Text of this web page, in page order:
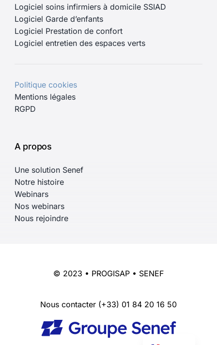
Logiciel soins infirmiers à domicile SSIAD
Logiciel Garde d’enfants
Logiciel Prestation de confort
Logiciel entretien des espaces verts
Politique cookies
Mentions légales
RGPD
A propos
Une solution Senef
Notre histoire
Webinars
Nos webinars
Nous rejoindre
© 2023 • PROGISAP • SENEF
Nous contacter (+33) 01 84 20 16 50
English